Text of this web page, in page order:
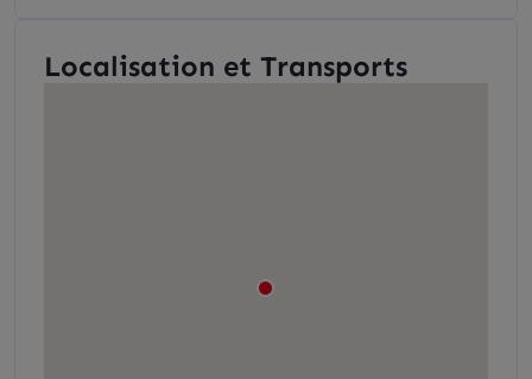
Localisation et Transports